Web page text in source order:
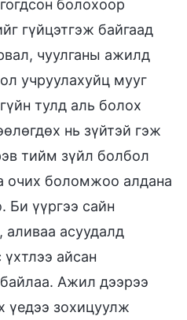
болохоор
гүйцэтгэж байгаад
чуулганы ажилд
учруулахуйц мууг
тулд аль болох
нь зүйтэй гэж
тийм зүйл болбол
очих боломжоо алдана
Би үүргээ сайн
аливаа асуудалд
үхтлээ айсан
Ажил дээрээ
үедээ зохицуулж